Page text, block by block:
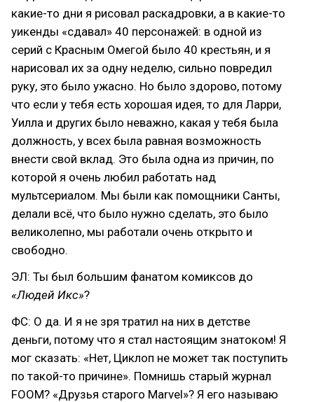
какие-то дни я рисовал раскадровки, а в какие-то
уикенды «сдавал» 40 персонажей: в одной из
серий с Красным Омегой было 40 крестьян, и я
нарисовал их за одну неделю, сильно повредил
руку, это было ужасно. Но было здорово, потому
что если у тебя есть хорошая идея, то для Ларри,
Уилла и других было неважно, какая у тебя была
должность, у всех была равная возможность
внести свой вклад. Это была одна из причин, по
которой я очень любил работать над
мультсериалом. Мы были как помощники Санты,
делали всё, что было нужно сделать, это было
великолепно, мы работали очень открыто и
свободно.
ЭЛ: Ты был большим фанатом комиксов до
«Людей Икс»?
ФС: О да. И я не зря тратил на них в детстве
деньги, потому что я стал настоящим знатоком! Я
мог сказать: «Нет, Циклоп не может так поступить
по такой-то причине». Помнишь старый журнал
FOOM? «Друзья старого Marvel»? Я его называю